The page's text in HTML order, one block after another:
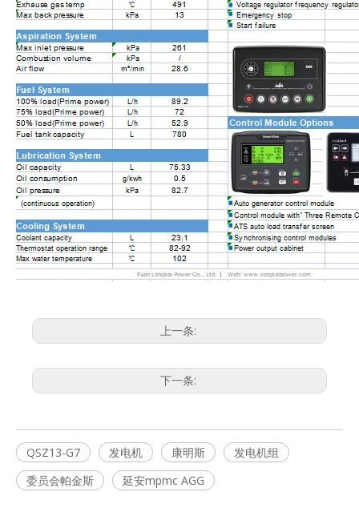
上一条:
下一条:
QSZ13-G7 发电机 康明斯
发电机组
委员会帕金斯
延安mpmc AGG